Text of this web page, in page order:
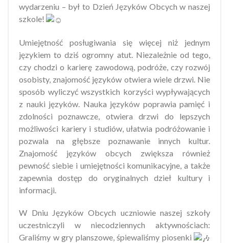
wydarzeniu – był to Dzień Języków Obcych w naszej
szkole!
Umiejętność posługiwania się więcej niż jednym
językiem to dziś ogromny atut. Niezależnie od tego,
czy chodzi o karierę zawodową, podróże, czy rozwój
osobisty, znajomość języków otwiera wiele drzwi. Nie
sposób wyliczyć wszystkich korzyści wypływających
z nauki języków. Nauka języków poprawia pamięć i
zdolności poznawcze, otwiera drzwi do lepszych
możliwości kariery i studiów, ułatwia podróżowanie i
pozwala na głębsze poznawanie innych kultur.
Znajomość języków obcych zwiększa również
pewność siebie i umiejętności komunikacyjne, a także
zapewnia dostęp do oryginalnych dzieł kultury i
informacji.
W Dniu Języków Obcych uczniowie naszej szkoły
uczestniczyli w niecodziennych aktywnościach:
Graliśmy w gry planszowe, śpiewaliśmy piosenki